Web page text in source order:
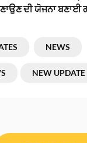
ਦੀ ਯੋਜਨਾ ਬਣਾਈ
NEWS
NEW UPDATE